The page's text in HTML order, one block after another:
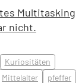
Multitasking
nicht.
Kuriositäten
Mittelalter
pfeffer